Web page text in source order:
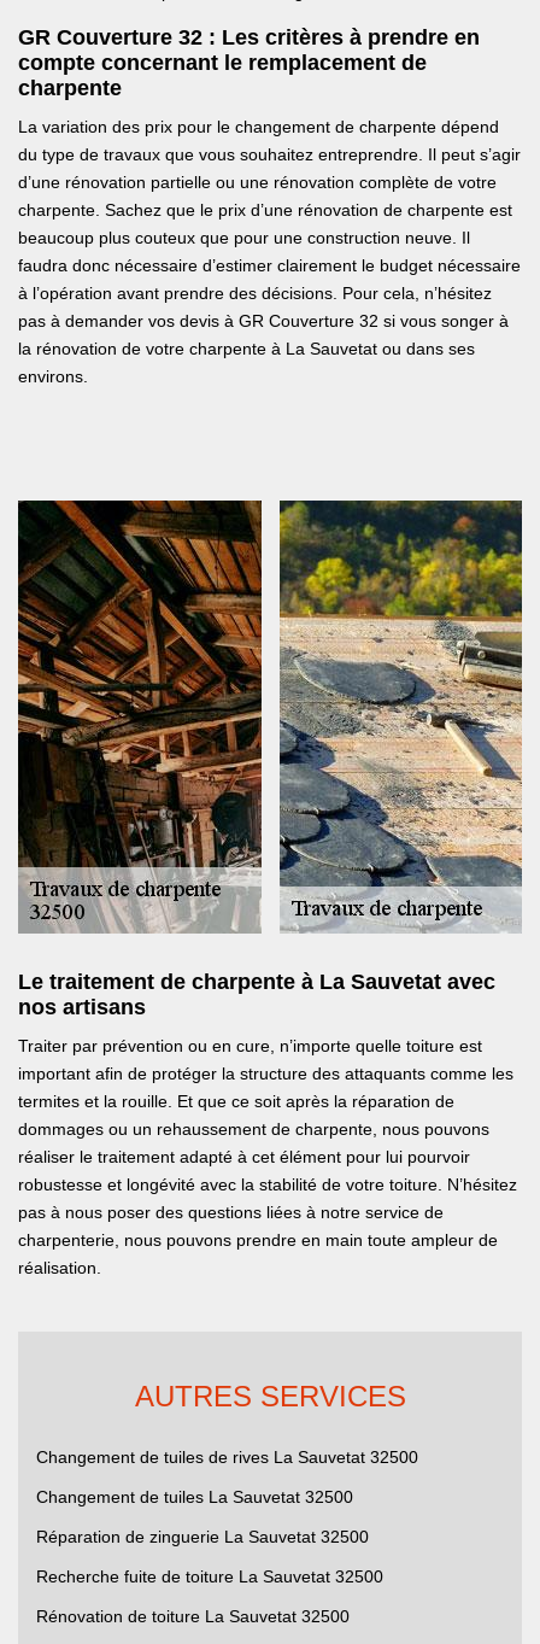
GR Couverture 32 : Les critères à prendre en
compte concernant le remplacement de
charpente
La variation des prix pour le changement de charpente dépend
du type de travaux que vous souhaitez entreprendre. Il peut s’agir
d’une rénovation partielle ou une rénovation complète de votre
charpente. Sachez que le prix d’une rénovation de charpente est
beaucoup plus couteux que pour une construction neuve. Il
faudra donc nécessaire d’estimer clairement le budget nécessaire
à l’opération avant prendre des décisions. Pour cela, n’hésitez
pas à demander vos devis à GR Couverture 32 si vous songer à
la rénovation de votre charpente à La Sauvetat ou dans ses
environs.
Le traitement de charpente à La Sauvetat avec
nos artisans
Traiter par prévention ou en cure, n’importe quelle toiture est
important afin de protéger la structure des attaquants comme les
termites et la rouille. Et que ce soit après la réparation de
dommages ou un rehaussement de charpente, nous pouvons
réaliser le traitement adapté à cet élément pour lui pourvoir
robustesse et longévité avec la stabilité de votre toiture. N’hésitez
pas à nous poser des questions liées à notre service de
charpenterie, nous pouvons prendre en main toute ampleur de
réalisation.
AUTRES SERVICES
Changement de tuiles de rives La Sauvetat 32500
Changement de tuiles La Sauvetat 32500
Réparation de zinguerie La Sauvetat 32500
Recherche fuite de toiture La Sauvetat 32500
Rénovation de toiture La Sauvetat 32500